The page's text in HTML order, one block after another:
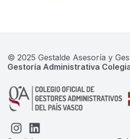
© 2025 Gestalde Asesoría y
Gestoría Administrativa